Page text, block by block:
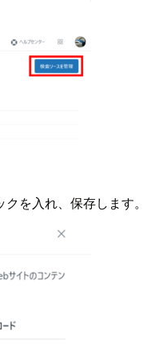
を入れ、保存します。